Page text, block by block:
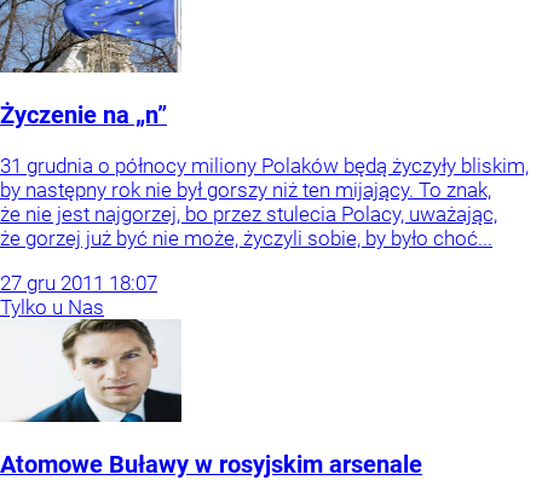
Życzenie na „n”
31 grudnia o północy miliony Polaków będą życzyły bliskim,
by następny rok nie był gorszy niż ten mijający. To znak,
że nie jest najgorzej, bo przez stulecia Polacy, uważając,
że gorzej już być nie może, życzyli sobie, by było choć...
27 gru 2011 18:07
Tylko u Nas
Atomowe Buławy w rosyjskim arsenale